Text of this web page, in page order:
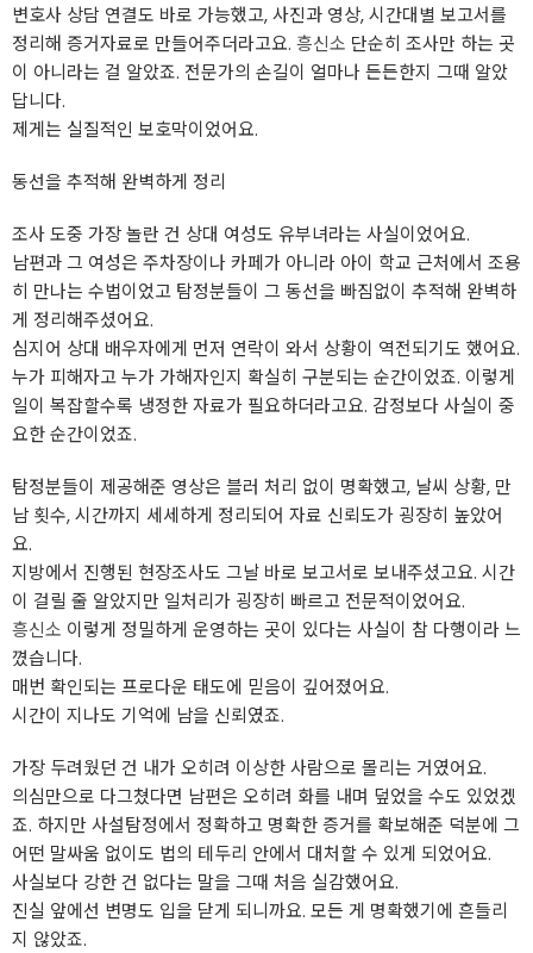
변호사 상담 연결도 바로 가능했고, 사진과 영상, 시간대별 보고서를
정리해 증거자료로 만들어주더라고요. 흥신소 단순히 조사만 하는 곳
이 아니라는 걸 알았죠. 전문가의 손길이 얼마나 든든한지 그때 알았
답니다.
제게는 실질적인 보호막이었어요.
동선을 추적해 완벽하게 정리
조사 도중 가장 놀란 건 상대 여성도 유부녀라는 사실이었어요.
남편과 그 여성은 주차장이나 카페가 아니라 아이 학교 근처에서 조용
히 만나는 수법이었고 탐정분들이 그 동선을 빠짐없이 추적해 완벽하
게 정리해주셨어요.
심지어 상대 배우자에게 먼저 연락이 와서 상황이 역전되기도 했어요.
누가 피해자고 누가 가해자인지 확실히 구분되는 순간이었죠. 이렇게
일이 복잡할수록 냉정한 자료가 필요하더라고요. 감정보다 사실이 중
요한 순간이었죠.
탐정분들이 제공해준 영상은 블러 처리 없이 명확했고, 날씨 상황, 만
남 횟수, 시간까지 세세하게 정리되어 자료 신뢰도가 굉장히 높았어
요.
지방에서 진행된 현장조사도 그날 바로 보고서로 보내주셨고요. 시간
이 걸릴 줄 알았지만 일처리가 굉장히 빠르고 전문적이었어요.
흥신소 이렇게 정밀하게 운영하는 곳이 있다는 사실이 참 다행이라 느
꼈습니다.
매번 확인되는 프로다운 태도에 믿음이 깊어졌어요.
시간이 지나도 기억에 남을 신뢰였죠.
가장 두려웠던 건 내가 오히려 이상한 사람으로 몰리는 거였어요.
의심만으로 다그쳤다면 남편은 오히려 화를 내며 덮었을 수도 있었겠
죠. 하지만 사설탐정에서 정확하고 명확한 증거를 확보해준 덕분에 그
어떤 말싸움 없이도 법의 테두리 안에서 대처할 수 있게 되었어요.
사실보다 강한 건 없다는 말을 그때 처음 실감했어요.
진실 앞에선 변명도 입을 닫게 되니까요. 모든 게 명확했기에 흔들리
지 않았죠.